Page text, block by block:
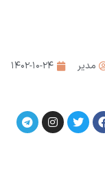
مدیر ۱۴۰۲-۱۰-۲۴